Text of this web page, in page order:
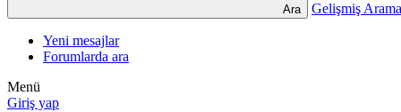
Ara Gelişmiş
Yeni mesajlar
Forumlarda ara
Menü
Giriş yap